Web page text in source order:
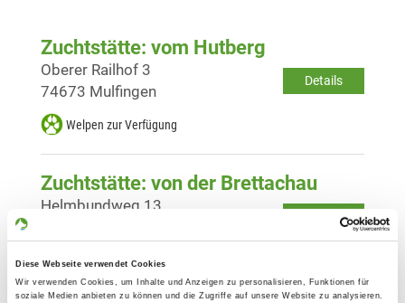
Diese Webseite verwendet Cookies
Wir verwenden Cookies, um Inhalte und Anzeigen zu personalisieren, Funktionen für
soziale Medien anbieten zu können und die Zugriffe auf unsere Website zu analysieren.
Zuchtstätte: vom Hutberg
Details
Oberer Railhof 3
74673 Mulfingen
Welpen zur Verfügung
Zuchtstätte: von der Brettachau
Details
Helmbundweg 13
Welpen erwartet